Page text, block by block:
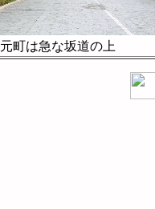
元町は急な坂道の上